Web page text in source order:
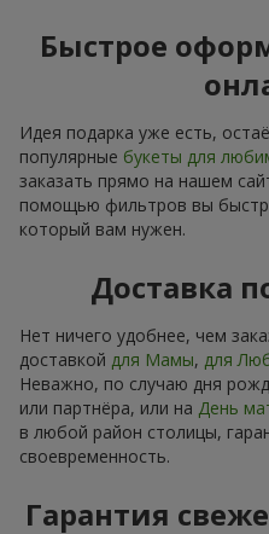
Быстрое
Идея подарка уже есть,
популярные букеты для
заказать прямо на нашем
помощью фильтров вы
который вам нужен.
Доставка
Нет ничего удобнее, чем
доставкой для Мамы, для
Неважно, по случаю дня
или партнёра, или на День
в любой район столицы,
своевременность.
Гарантия